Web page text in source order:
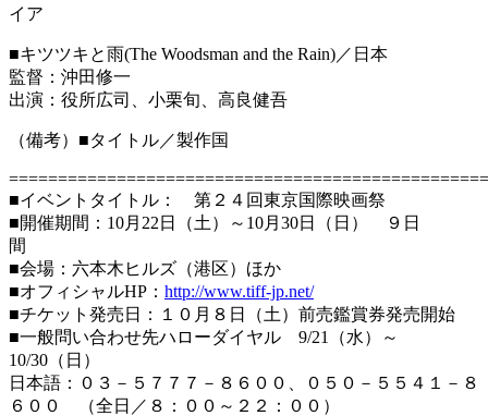
イア
■キツツキと雨(The Woodsman and the Rain)／日本
監督：沖田修一
出演：役所広司、小栗旬、高良健吾
（備考）■タイトル／製作国
■イベントタイトル： 第２４回東京国際映画祭
■開催期間：10月22日（土）～10月30日（日） ９日
間
■会場：六本木ヒルズ（港区）ほか
■オフィシャルHP： http://www.tiff-jp.net/
■チケット発売日：１０月８日（土）前売鑑賞券発売開始
■一般問い合わせ先ハローダイヤル 9/21（水）～
10/30（日）
日本語：０３－５７７７－８６００、０５０－５５４１－８
６００ （全日／８：００～２２：００）